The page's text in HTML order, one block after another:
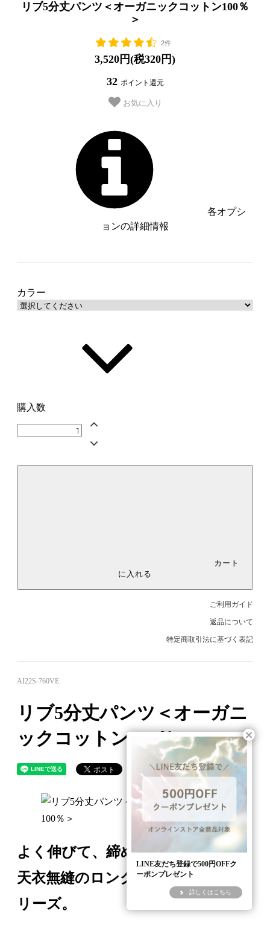
リブ5分丈パンツ＜オーガニックコットン100％
＞
2件
3,520円(税320円)
32 ポイント還元
お気に入り
各オプシ
ョンの詳細情報
グレー【管理番号：__S-GY__】
カラー
購入数
に入れる
ご利用ガイド
返品について
特定商取引法に基づく表記
AI22S-760VE
リブ5分丈パンツ＜オーガニ
ックコットン100％＞
よく伸びて、締めつけない。
天衣無縫のロングセラー、リブシ
リーズ。
LINE友だち登録で500円OFFク
ーポンプレゼント
詳しくはこちら